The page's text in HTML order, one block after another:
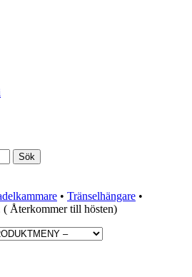
Sök
• Tränselhängare •
( Återkommer till hösten)